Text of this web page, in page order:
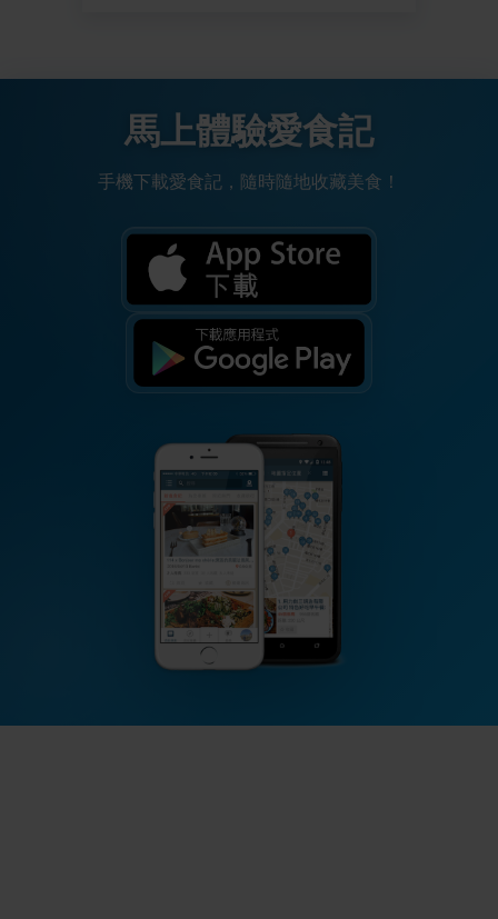
馬上體驗愛食記
手機下載愛食記，隨時隨地收藏美食！